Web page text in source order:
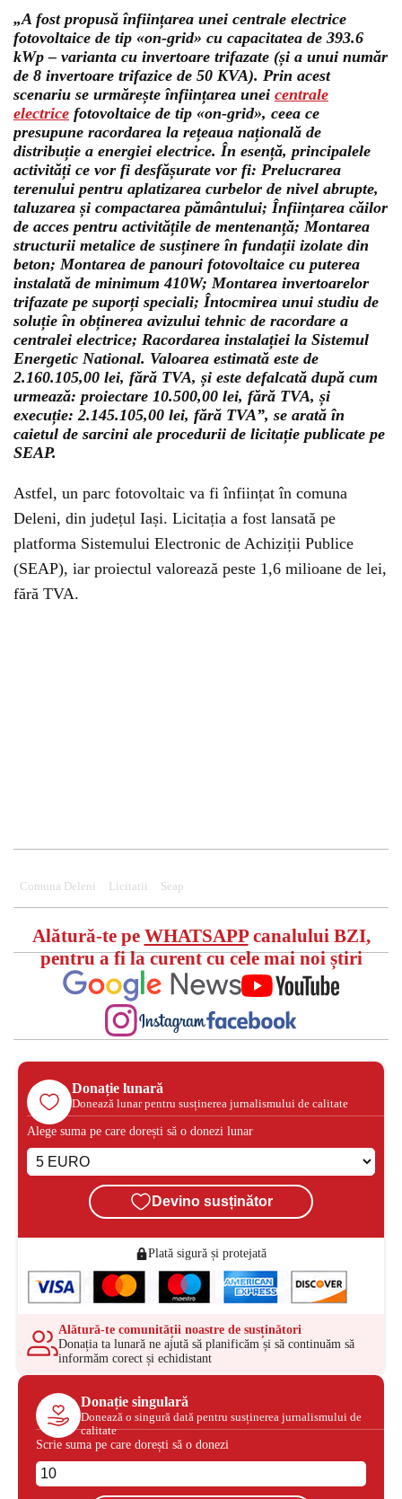
„A fost propusă înființarea unei centrale electrice
fotovoltaice de tip «on-grid» cu capacitatea de 393.6
kWp – varianta cu invertoare trifazate (și a unui număr
de 8 invertoare trifazice de 50 KVA). Prin acest
scenariu se urmărește înființarea unei centrale
electrice fotovoltaice de tip «on-grid», ceea ce
presupune racordarea la rețeaua națională de
distribuție a energiei electrice. În esență, principalele
activități ce vor fi desfășurate vor fi: Prelucrarea
terenului pentru aplatizarea curbelor de nivel abrupte,
taluzarea și compactarea pământului; Înființarea căilor
de acces pentru activitățile de mentenanță; Montarea
structurii metalice de susținere în fundații izolate din
beton; Montarea de panouri fotovoltaice cu puterea
instalată de minimum 410W; Montarea invertoarelor
trifazate pe suporți speciali; Întocmirea unui studiu de
soluție în obținerea avizului tehnic de racordare a
centralei electrice; Racordarea instalației la Sistemul
Energetic National. Valoarea estimată este de
2.160.105,00 lei, fără TVA, și este defalcată după cum
urmează: proiectare 10.500,00 lei, fără TVA, și
execuție: 2.145.105,00 lei, fără TVA”, se arată în
caietul de sarcini ale procedurii de licitație publicate pe
SEAP.
Astfel, un parc fotovoltaic va fi înființat în comuna
Deleni, din județul Iași. Licitația a fost lansată pe
platforma Sistemului Electronic de Achiziții Publice
(SEAP), iar proiectul valorează peste 1,6 milioane de lei,
fără TVA.
Comuna Deleni Licitatii Seap
Alătură-te pe WHATSAPPcanalului BZI,
pentru a fi la curent cu cele mai noi știri
Donație lunară
Donează lunar pentru susținerea jurnalismului de calitate
Alege suma pe care dorești să o donezi lunar
Devino susținător
Plată sigură și protejată
Alătură-te comunității noastre de susținători
Donația ta lunară ne ajută să planificăm și să continuăm să
informăm corect și echidistant
Donație singulară
Donează o singură dată pentru susținerea jurnalismului de
calitate
Scrie suma pe care dorești să o donezi